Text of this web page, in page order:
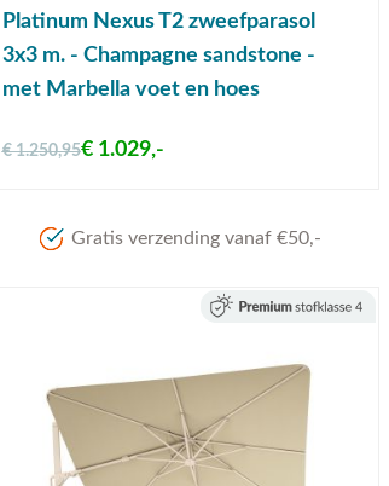
Platinum Nexus T2 zweefparasol
3x3 m. - Champagne sandstone -
met Marbella voet en hoes
€ 1.250,95€ 1.029,-
Gratis verzending vanaf €50,-